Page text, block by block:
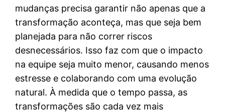
mudanças precisa garantir não apenas que a
transformação aconteça, mas que seja bem
planejada para não correr riscos
desnecessários. Isso faz com que o impacto
na equipe seja muito menor, causando menos
estresse e colaborando com uma evolução
natural. À medida que o tempo passa, as
transformações são cada vez mais